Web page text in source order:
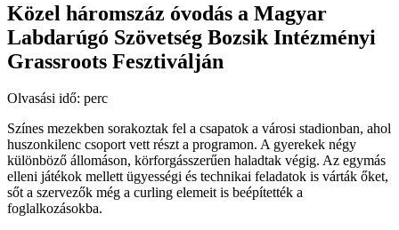
Közel háromszáz óvodás a Magyar
Labdarúgó Szövetség Bozsik Intézményi
Grassroots Fesztiválján
Olvasási idő: perc
Színes mezekben sorakoztak fel a csapatok a városi stadionban, ahol
huszonkilenc csoport vett részt a programon. A gyerekek négy
különböző állomáson, körforgásszerűen haladtak végig. Az egymás
elleni játékok mellett ügyességi és technikai feladatok is várták őket,
sőt a szervezők még a curling elemeit is beépítették a
foglalkozásokba.